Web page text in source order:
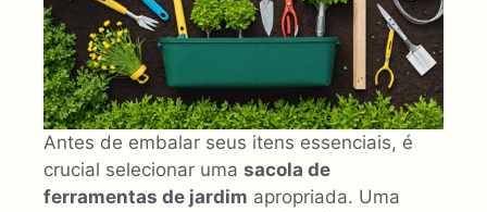
Antes de embalar seus itens essenciais, é
crucial selecionar uma sacola de
ferramentas de jardim apropriada. Uma